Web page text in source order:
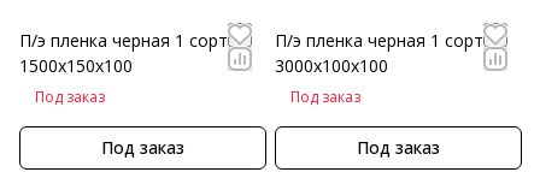
П/э пленка черная 1 сорт
1500х150х100
Под заказ
Под заказ
П/э пленка черная 1 сорт
3000х100х100
Под заказ
Под заказ